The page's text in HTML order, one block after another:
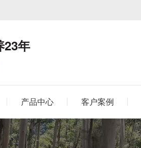
23年
产品中心 客户案例